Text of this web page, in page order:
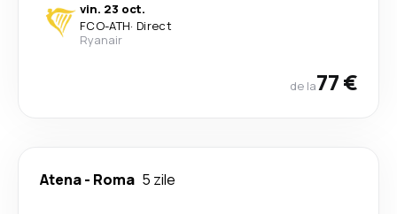
vin. 23 oct.
FCO-ATH· Direct
Ryanair
de la77 €
Atena- Roma 5 zile